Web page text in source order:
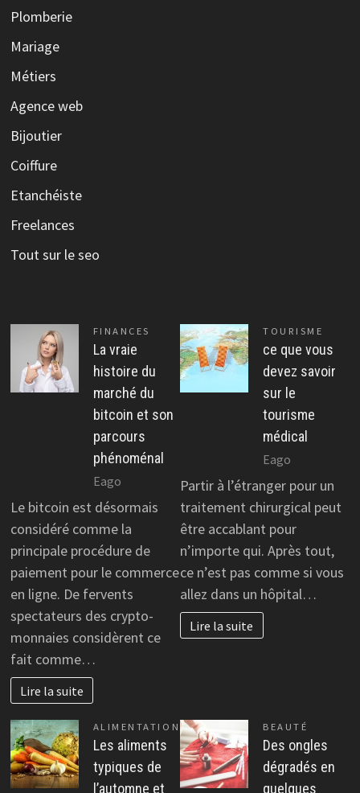
Plomberie
Mariage
Métiers
Agence web
Bijoutier
Coiffure
Etanchéiste
Freelances
Tout sur le seo
FINANCES
La vraie
histoire du
marché du
bitcoin et son
parcours
phénoménal
Eago
Le bitcoin est désormais
considéré comme la
principale procédure de
paiement pour le commerce
en ligne. De fervents
spectateurs des crypto-
monnaies considèrent ce
fait comme…
Lire la suite
TOURISME
ce que vous
devez savoir
sur le
tourisme
médical
Eago
Partir à l’étranger pour un
traitement chirurgical peut
être accablant pour
n’importe qui. Après tout,
ce n’est pas comme si vous
allez dans un hôpital…
Lire la suite
ALIMENTATION
Les aliments
typiques de
l’automne et
BEAUTÉ
Des ongles
dégradés en
quelques